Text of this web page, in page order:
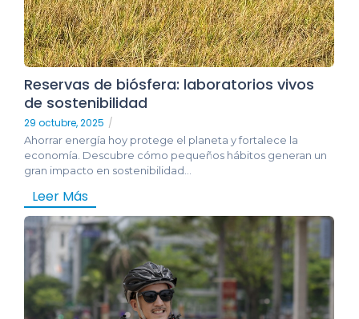
Reservas de biósfera: laboratorios vivos
de sostenibilidad
29 octubre, 2025 /
Ahorrar energía hoy protege el planeta y fortalece la
economía. Descubre cómo pequeños hábitos generan un
gran impacto en sostenibilidad...
Leer Más